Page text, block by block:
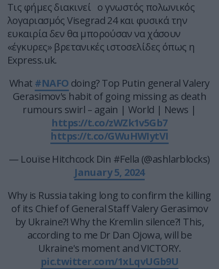
Τις φήμες διακινεί ο γνωστός πολωνικός
λογαριασμός Visegrad 24 και φυσικά την
ευκαιρία δεν θα μπορούσαν να χάσουν
«έγκυρες» βρετανικές ιστοσελίδες όπως η
Express.uk.
What #NAFO doing? Top Putin general Valery
Gerasimov's habit of going missing as death
rumours swirl – again | World | News |
https://t.co/zWZk1v5Gb7
https://t.co/GWuHWIytVI
— Louïse Hitchcock Din #Fella (@ashlarblocks)
January 5, 2024
Why is Russia taking long to confirm the killing
of its Chief of General Staff Valery Gerasimov
by Ukraine?! Why the Kremlin silence?! This,
according to me Dr Dan Ojowa, will be
Ukraine's moment and VICTORY.
pic.twitter.com/1xLqvUGb9U